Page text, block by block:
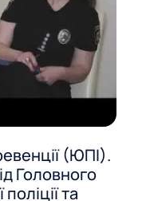
(ЮПІ).
Головного
та